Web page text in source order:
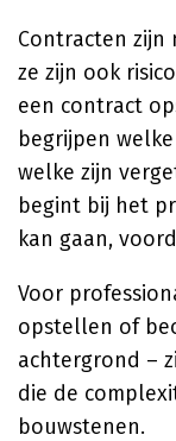
Contracten zijn
ze zijn ook
een contract
begrijpen
welke zijn
begint bij het
kan gaan,
Voor
opstellen of
achtergrond –
die de
bouwstenen.